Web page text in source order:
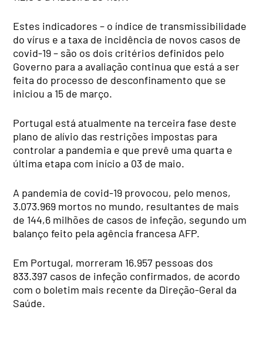
Estes indicadores – o índice de transmissibilidade
do vírus e a taxa de incidência de novos casos de
covid-19 – são os dois critérios definidos pelo
Governo para a avaliação continua que está a ser
feita do processo de desconfinamento que se
iniciou a 15 de março.
Portugal está atualmente na terceira fase deste
plano de alívio das restrições impostas para
controlar a pandemia e que prevê uma quarta e
última etapa com início a 03 de maio.
A pandemia de covid-19 provocou, pelo menos,
3.073.969 mortos no mundo, resultantes de mais
de 144,6 milhões de casos de infeção, segundo um
balanço feito pela agência francesa AFP.
Em Portugal, morreram 16.957 pessoas dos
833.397 casos de infeção confirmados, de acordo
com o boletim mais recente da Direção-Geral da
Saúde.